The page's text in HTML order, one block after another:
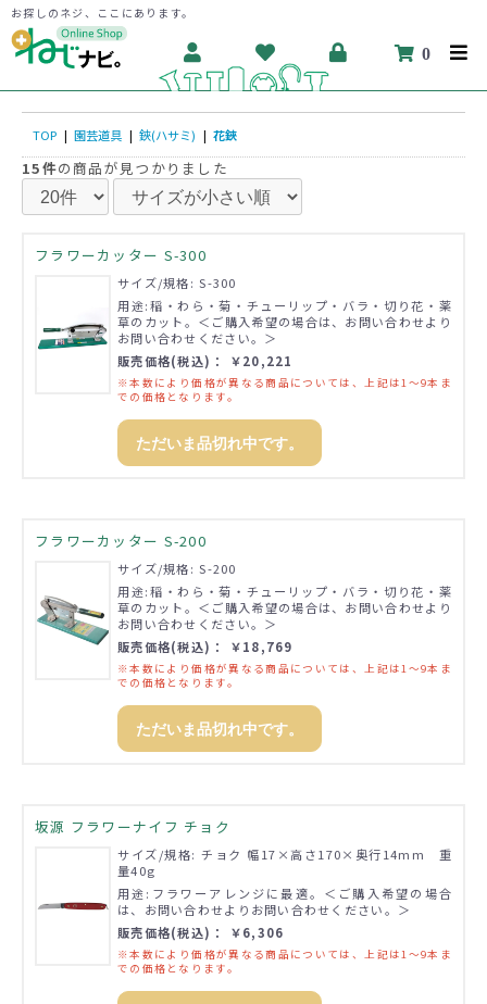
お探しのネジ、ここにあります。
0
TOP | 園芸道具 | 鋏(ハサミ) | 花鋏
15件の商品が見つかりました
フラワーカッター S-300
サイズ/規格: S-300
用途:稲・わら・菊・チューリップ・バラ・切り花・薬
草のカット。＜ご購入希望の場合は、お問い合わせより
お問い合わせください。＞
販売価格(税込)： ￥20,221
※本数により価格が異なる商品については、上記は1～9本ま
での価格となります。
ただいま品切れ中です。
フラワーカッター S-200
サイズ/規格: S-200
用途:稲・わら・菊・チューリップ・バラ・切り花・薬
草のカット。＜ご購入希望の場合は、お問い合わせより
お問い合わせください。＞
販売価格(税込)： ￥18,769
※本数により価格が異なる商品については、上記は1～9本ま
での価格となります。
ただいま品切れ中です。
坂源 フラワーナイフ チョク
サイズ/規格: チョク 幅17×高さ170×奥行14mm 重
量40g
用途:フラワーアレンジに最適。＜ご購入希望の場合
は、お問い合わせよりお問い合わせください。＞
販売価格(税込)： ￥6,306
※本数により価格が異なる商品については、上記は1～9本ま
での価格となります。